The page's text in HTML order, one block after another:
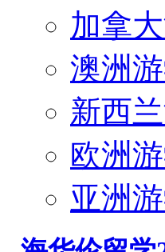
加拿
澳洲
新西
欧洲
亚洲